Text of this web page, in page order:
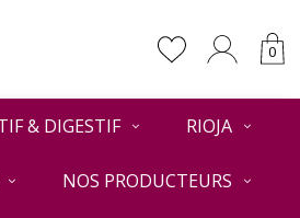
0
& DIGESTIF RIOJA
NOS PRODUCTEURS